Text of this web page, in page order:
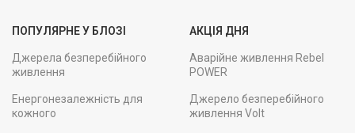
ПОПУЛЯРНЕ У БЛОЗІ
Джерела безперебійного
живлення
Енергонезалежність для
кожного
АКЦІЯ ДНЯ
Аварійне живлення Rebel
POWER
Джерело безперебійного
живлення Volt